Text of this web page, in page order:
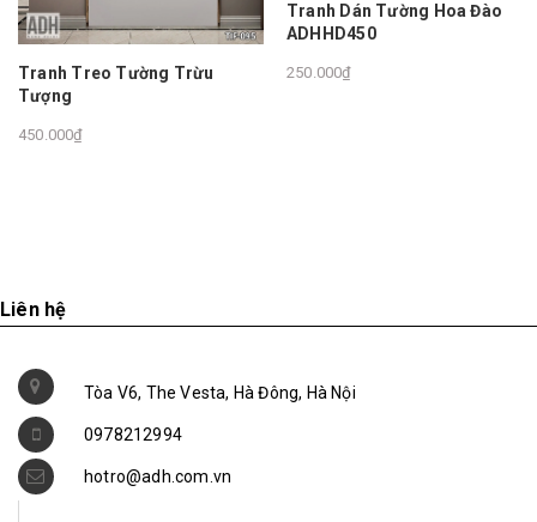
Tranh Treo Tường Trừu
Tượng
450.000₫
Tranh Dán Tường Hoa Đào
ADHHD450
250.000₫
Liên hệ
Tòa V6, The Vesta, Hà Đông, Hà Nội
0978212994
hotro@adh.com.vn